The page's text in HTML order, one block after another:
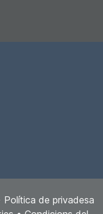
Política de privadesa